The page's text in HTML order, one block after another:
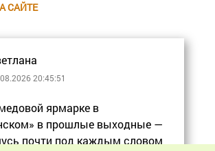
САЙТЕ
20:45:51
ярмарке в
в прошлые выходные —
почти под каждым словом